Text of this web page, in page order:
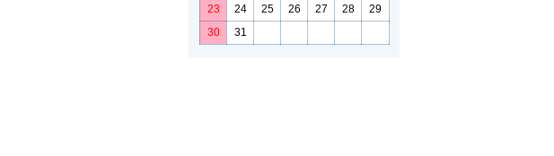
23
24 25 26 27 28
29
30
31